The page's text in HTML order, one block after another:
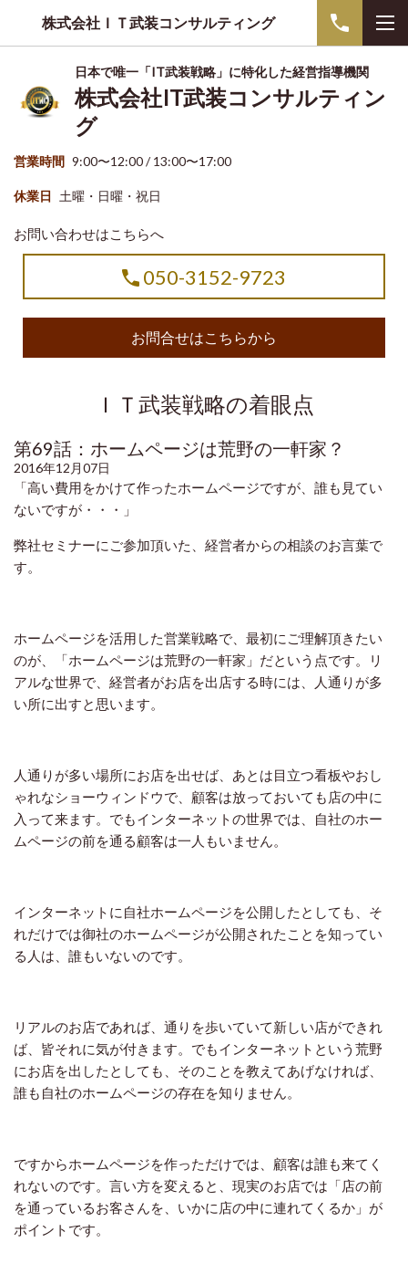
株式会社ＩＴ武装コンサルティング
日本で唯一「IT武装戦略」に特化した経営指導機関
株式会社IT武装コンサルティン
グ
営業時間 9:00〜12:00 / 13:00〜17:00
休業日 土曜・日曜・祝日
お問い合わせはこちらへ
050-3152-9723
お問合せはこちらから
ＩＴ武装戦略の着眼点
第69話：ホームページは荒野の一軒家？
2016年12月07日
「高い費用をかけて作ったホームページですが、誰も見てい
ないですが・・・」
弊社セミナーにご参加頂いた、経営者からの相談のお言葉で
す。
ホームページを活用した営業戦略で、最初にご理解頂きたい
のが、「ホームページは荒野の一軒家」だという点です。リ
アルな世界で、経営者がお店を出店する時には、人通りが多
い所に出すと思います。
人通りが多い場所にお店を出せば、あとは目立つ看板やおし
ゃれなショーウィンドウで、顧客は放っておいても店の中に
入って来ます。でもインターネットの世界では、自社のホー
ムページの前を通る顧客は一人もいません。
インターネットに自社ホームページを公開したとしても、そ
れだけでは御社のホームページが公開されたことを知ってい
る人は、誰もいないのです。
リアルのお店であれば、通りを歩いていて新しい店ができれ
ば、皆それに気が付きます。でもインターネットという荒野
にお店を出したとしても、そのことを教えてあげなければ、
誰も自社のホームページの存在を知りません。
ですからホームページを作っただけでは、顧客は誰も来てく
れないのです。言い方を変えると、現実のお店では「店の前
を通っているお客さんを、いかに店の中に連れてくるか」が
ポイントです。